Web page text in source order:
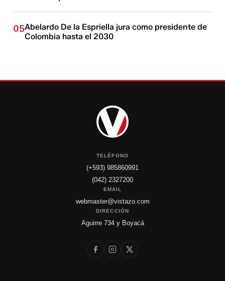
05Abelardo De la Espriella jura como presidente de
Colombia hasta el 2030
TELÉFONO
(+593) 985860991
(042) 2327200
EMAIL
webmaster@vistazo.com
DIRECCIÓN
Aguirre 734 y Boyacá